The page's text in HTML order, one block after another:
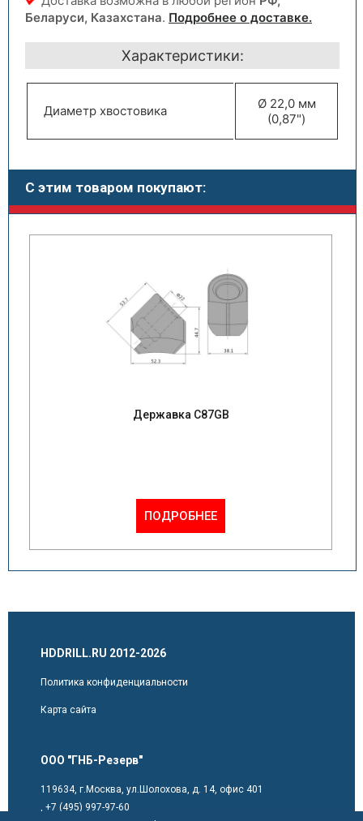
Беларуси, Казахстана. Подробнее о доставке.
Характеристики:
Диаметр хвостовика
Ø 22,0 мм
(0,87")
С этим товаром покупают:
Державка C87GB
ПОДРОБНЕЕ
HDDRILL.RU 2012-2026
Политика конфиденциальности
Карта сайта
ООО "ГНБ-Резерв"
119634, г.Москва, ул.Шолохова, д. 14, офис 401
, +7 (495) 997-97-60